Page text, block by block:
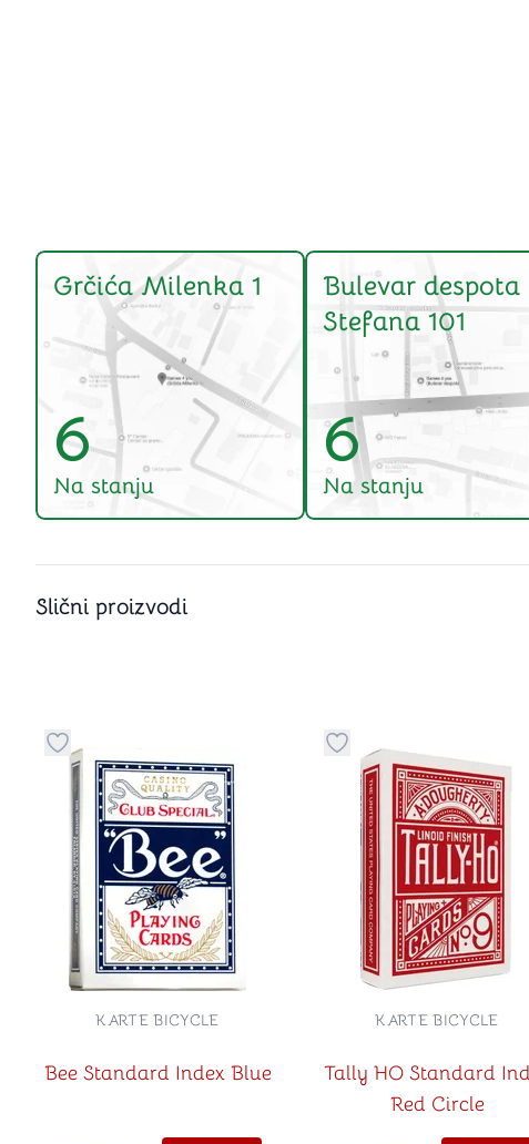
Grčića Milenka 1
6
Na stanju
Bulevar despota
Stefana 101
6
Na stanju
Slični proizvodi
kategoriju omiljeno
Dugme za dodavanje stvari u kategoriju omiljeno
Bee Standard Index Blue
KARTE BICYCLE
Dugme za dodavanje
Tally HO Standard
Red Circle
KARTE BICYCLE